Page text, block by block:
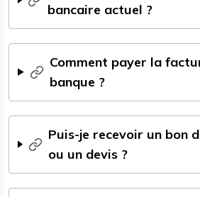
bancaire actuel ?
Comment payer la
banque ?
Puis-je recevoir un bon
ou un devis ?